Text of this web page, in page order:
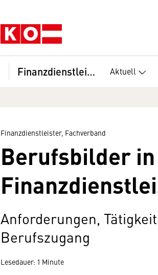
Finanzdienstleister, Fachverband Aktuell
Finanzdienstleister, Fachverband
Berufsbilder
Anforderungen,
Berufszugang
Lesedauer: 1 Minute